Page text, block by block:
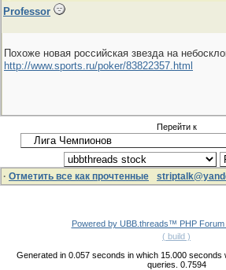
Professor
Похоже новая российская звезда на
http://www.sports.ru/poker/83822357.html
Перейти к
· Отметить все как прочтенные
Powered by UBB.threads™ PHP Forum
( build )
Generated in 0.057 seconds in which 15.000 seconds
queries. 0.7594